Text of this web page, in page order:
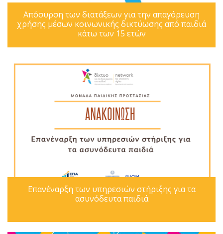
Απόσυρση των διατάξεων για την απαγόρευση
χρήσης μέσων κοινωνικής δικτύωσης από παιδιά
κάτω των 15 ετών
Επανέναρξη των υπηρεσιών στήριξης για τα
ασυνόδευτα παιδιά